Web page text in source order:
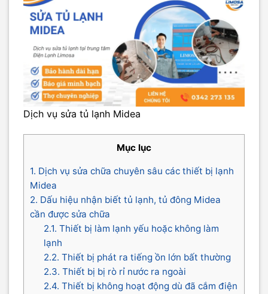
Dịch vụ sửa tủ lạnh Midea
Mục lục
1. Dịch vụ sửa chữa chuyên sâu các thiết bị lạnh
Midea
2. Dấu hiệu nhận biết tủ lạnh, tủ đông Midea
cần được sửa chữa
2.1. Thiết bị làm lạnh yếu hoặc không làm
lạnh
2.2. Thiết bị phát ra tiếng ồn lớn bất thường
2.3. Thiết bị bị rò rỉ nước ra ngoài
2.4. Thiết bị không hoạt động dù đã cắm điện